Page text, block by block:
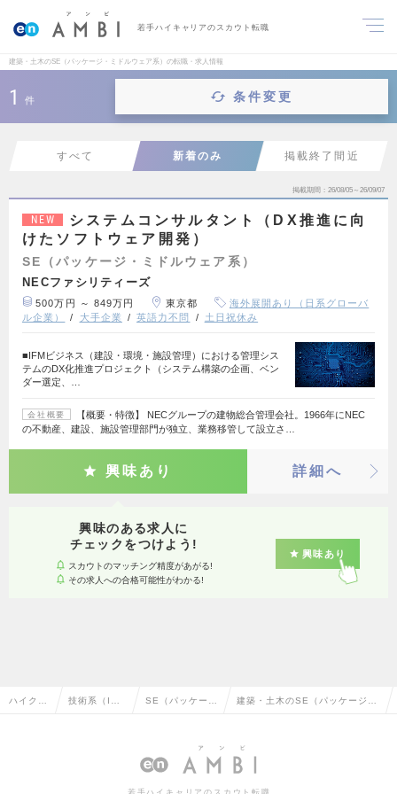
若手ハイキャリアのスカウト転職
建築・土木のSE（パッケージ・ミドルウェア系）の転職・求人情報
1 件 条件変更
すべて 新着のみ 掲載終了間近
掲載期間 26/08/05～26/09/07
NEW
システムコンサルタント（DX推進に向
けたソフトウェア開発）
SE（パッケージ・ミドルウェア系）
NECファシリティーズ
500万円 ～ 849万円 東京都
海外展開あり（日系グローバ
ル企業）
大手企業 英語力不問 土日祝休み
■IFMビジネス（建設・環境・施設管理）における管理シス
テムのDX化推進プロジェクト（システム構築の企画、ベン
ダー選定、…
会社概要
【概要・特徴】 NECグループの建物総合管理会社。1966年にNEC
の不動産、建設、施設管理部門が独立、業務移管して設立さ…
興味あり 詳細へ
興味のある求人に
チェックをつけよう!
スカウトのマッチング精度があがる!
その求人への合格可能性がわかる!
興味あり
ハイクラ 技術系（I SE（パッケー
ア系）
建築・土木のSE（パッケージ・
情報一覧